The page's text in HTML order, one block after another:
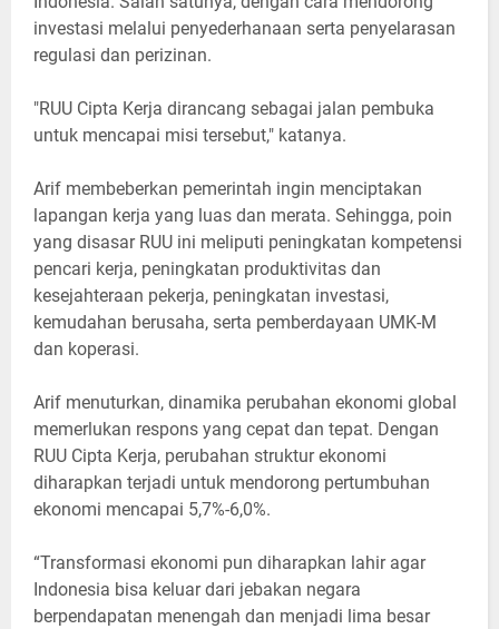
investasi melalui penyederhanaan serta penyelarasan
regulasi dan perizinan.
"RUU Cipta Kerja dirancang sebagai jalan pembuka
untuk mencapai misi tersebut," katanya.
Arif membeberkan pemerintah ingin menciptakan
lapangan kerja yang luas dan merata. Sehingga, poin
yang disasar RUU ini meliputi peningkatan kompetensi
pencari kerja, peningkatan produktivitas dan
kesejahteraan pekerja, peningkatan investasi,
kemudahan berusaha, serta pemberdayaan UMK-M
dan koperasi.
Arif menuturkan, dinamika perubahan ekonomi global
memerlukan respons yang cepat dan tepat. Dengan
RUU Cipta Kerja, perubahan struktur ekonomi
diharapkan terjadi untuk mendorong pertumbuhan
ekonomi mencapai 5,7%-6,0%.
“Transformasi ekonomi pun diharapkan lahir agar
Indonesia bisa keluar dari jebakan negara
berpendapatan menengah dan menjadi lima besar